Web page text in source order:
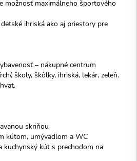
možnosť maximálneho športového
ihriská ako aj priestory pre
– nákupné centrum
, školy, škôlky, ihriská, lekár, zeleň.
skriňou
kútom, umývadlom a WC
kuchynský kút s prechodom na